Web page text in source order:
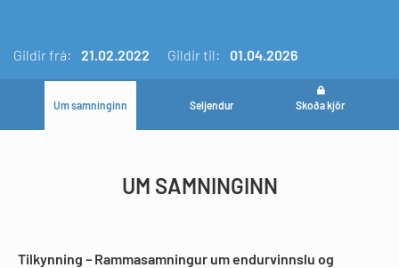
Um samninginn Seljendur Skoða kjör
Gildirfrá: 21.02.2022 Gildir til: 01.04.2026
UM SAMNINGINN
Tilkynning – Rammasamningur um endurvinnslu og